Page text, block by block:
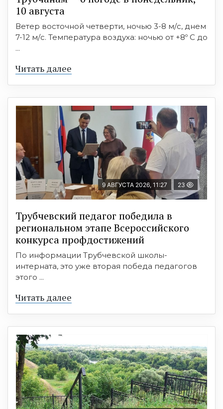
10 августа
Ветер восточной четверти, ночью 3-8 м/с, днем
7-12 м/с. Температура воздуха: ночью от +8º C до
...
Читать далее
9 АВГУСТА 2026, 11:27 23
Трубчевский педагог победила в
региональном этапе Всероссийского
конкурса профдостижений
По информации Трубчевской школы-
интерната, это уже вторая победа педагогов
этого ...
Читать далее